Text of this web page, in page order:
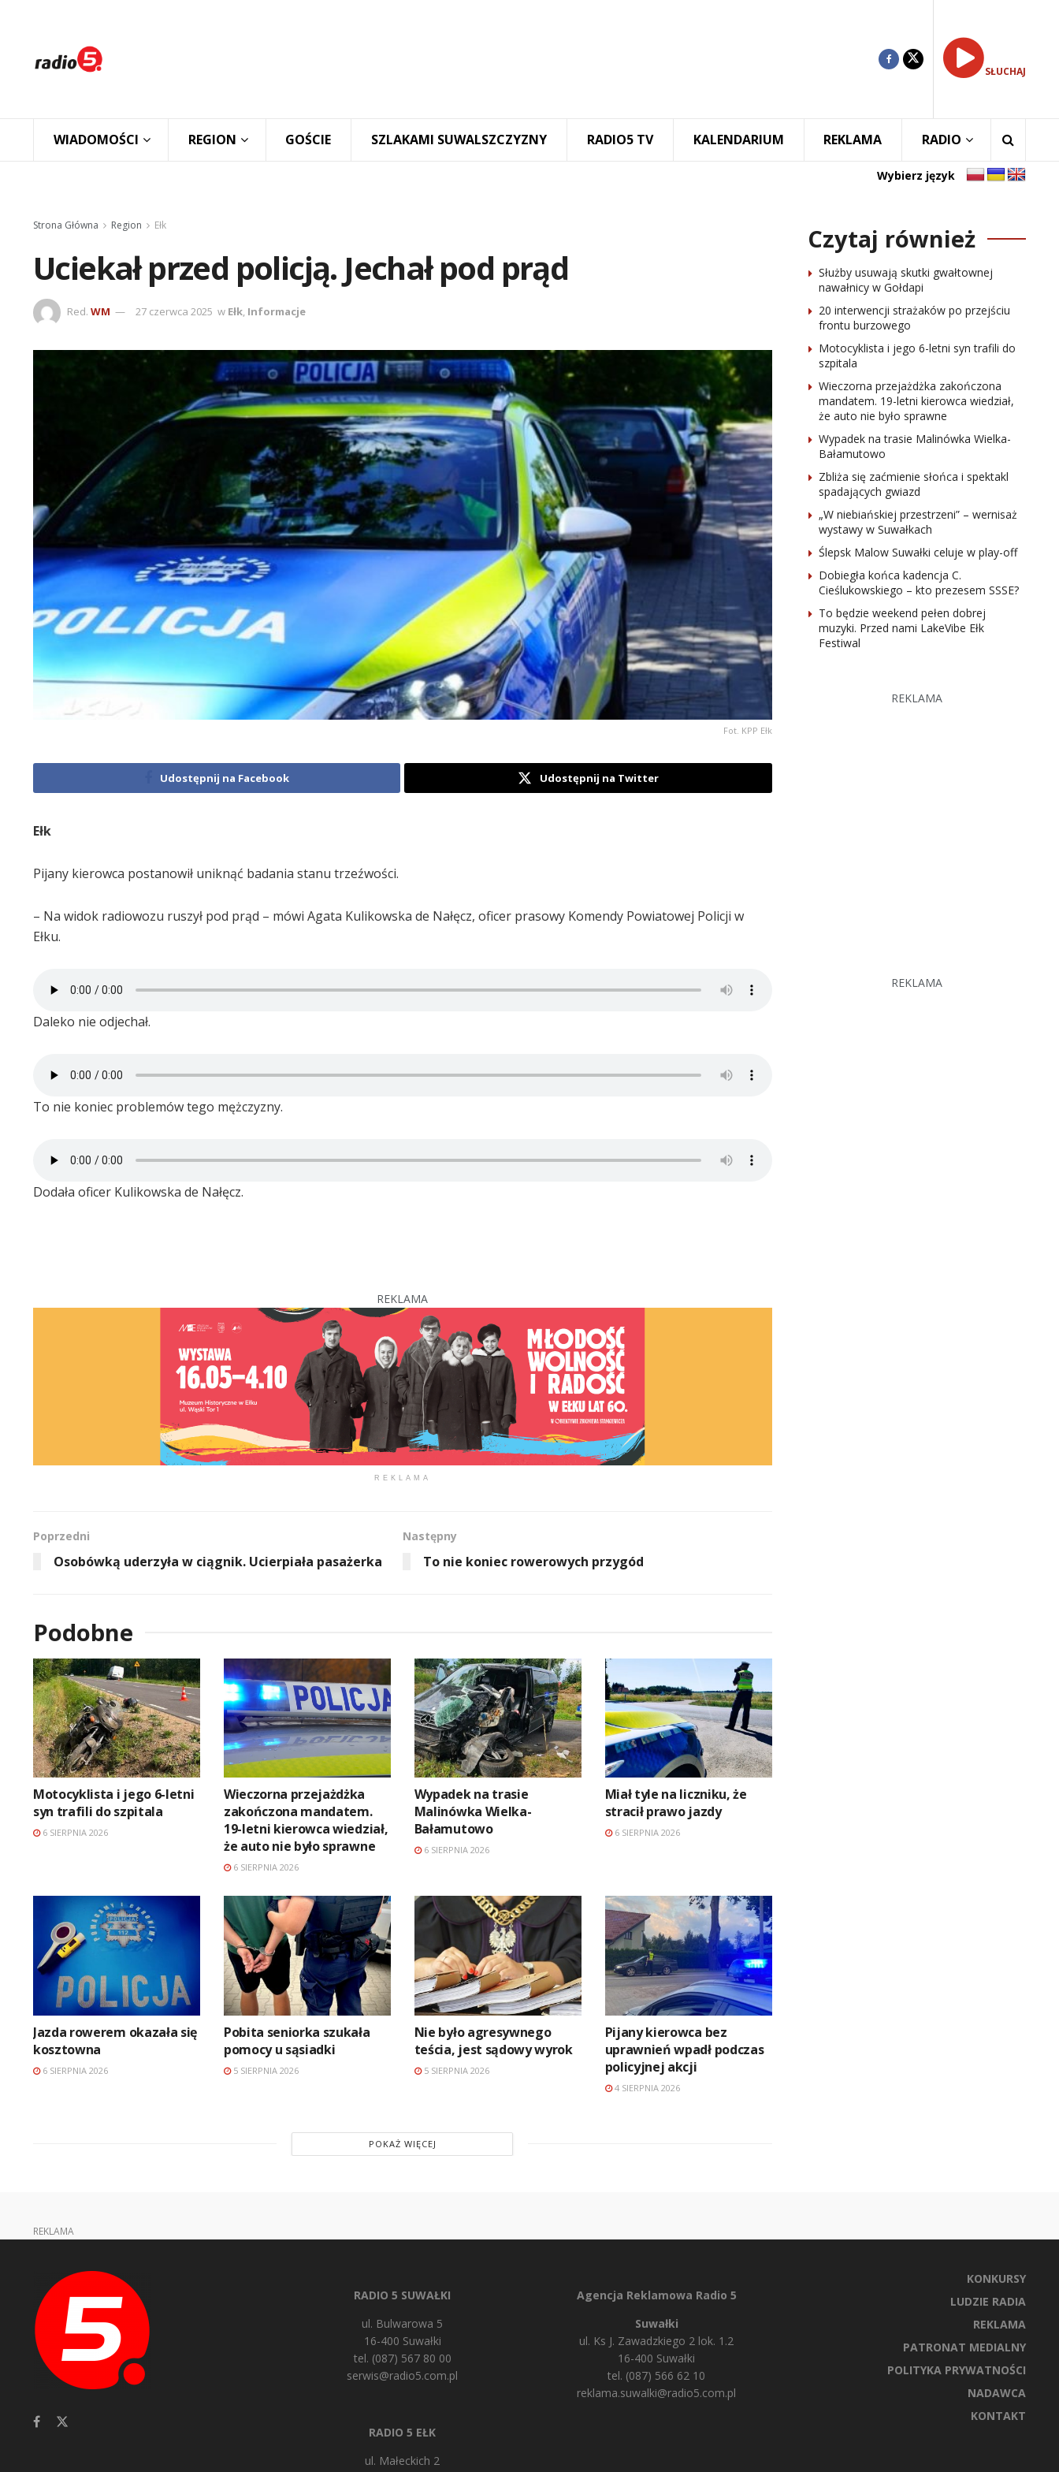
SŁUCHAJ
WIADOMOŚCI REGION GOŚCIE SZLAKAMI SUWALSZCZYZNY RADIO5 TV KALENDARIUM REKLAMA RADIO
Wybierz język
Strona Główna Region Ełk
Uciekał przed policją. Jechał pod prąd
Red. WM 27 czerwca 2025 w Ełk, Informacje
Fot. KPP Ełk
Udostępnij na Facebook Udostępnij na Twitter
Ełk
Pijany kierowca postanowił uniknąć badania stanu trzeźwości.
– Na widok radiowozu ruszył pod prąd – mówi Agata Kulikowska de Nałęcz, oficer prasowy Komendy Powiatowej Policji w
Ełku.
Daleko nie odjechał.
To nie koniec problemów tego mężczyzny.
Dodała oficer Kulikowska de Nałęcz.
REKLAMA
REKLAMA
Poprzedni
Osobówką uderzyła w ciągnik. Ucierpiała pasażerka
Następny
To nie koniec rowerowych przygód
Podobne
Motocyklista i jego 6-letni
syn trafili do szpitala
6 SIERPNIA 2026
Wieczorna przejażdżka
zakończona mandatem.
19-letni kierowca wiedział,
że auto nie było sprawne
6 SIERPNIA 2026
Wypadek na trasie
Malinówka Wielka-
Bałamutowo
6 SIERPNIA 2026
Miał tyle na liczniku, że
stracił prawo jazdy
6 SIERPNIA 2026
Jazda rowerem okazała się
kosztowna
6 SIERPNIA 2026
Pobita seniorka szukała
pomocy u sąsiadki
5 SIERPNIA 2026
Nie było agresywnego
teścia, jest sądowy wyrok
5 SIERPNIA 2026
Pijany kierowca bez
uprawnień wpadł podczas
policyjnej akcji
4 SIERPNIA 2026
POKAŻ WIĘCEJ
Czytaj również
Służby usuwają skutki gwałtownej
nawałnicy w Gołdapi
20 interwencji strażaków po przejściu
frontu burzowego
Motocyklista i jego 6-letni syn trafili do
szpitala
Wieczorna przejażdżka zakończona
mandatem. 19-letni kierowca wiedział,
że auto nie było sprawne
Wypadek na trasie Malinówka Wielka-
Bałamutowo
Zbliża się zaćmienie słońca i spektakl
spadających gwiazd
„W niebiańskiej przestrzeni” – wernisaż
wystawy w Suwałkach
Ślepsk Malow Suwałki celuje w play-off
Dobiegła końca kadencja C.
Cieślukowskiego – kto prezesem SSSE?
To będzie weekend pełen dobrej
muzyki. Przed nami LakeVibe Ełk
Festiwal
REKLAMA
REKLAMA
REKLAMA
RADIO 5 SUWAŁKI
ul. Bulwarowa 5
16-400 Suwałki
tel. (087) 567 80 00
serwis@radio5.com.pl
RADIO 5 EŁK
ul. Małeckich 2
Agencja Reklamowa Radio 5
Suwałki
ul. Ks J. Zawadzkiego 2 lok. 1.2
16-400 Suwałki
tel. (087) 566 62 10
reklama.suwalki@radio5.com.pl
KONKURSY
LUDZIE RADIA
REKLAMA
PATRONAT MEDIALNY
POLITYKA PRYWATNOŚCI
NADAWCA
KONTAKT